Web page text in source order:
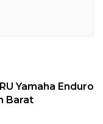
Yamaha Enduro
Barat